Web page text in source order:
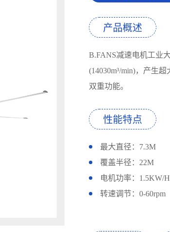
产品概述
B.FANS减速电机工业
(14030m³/min)，产生
双重功能。
性能特点
最大直径：7.3M
覆盖半径：22M
电机功率：1.5KW/H
转速调节：0-60rpm